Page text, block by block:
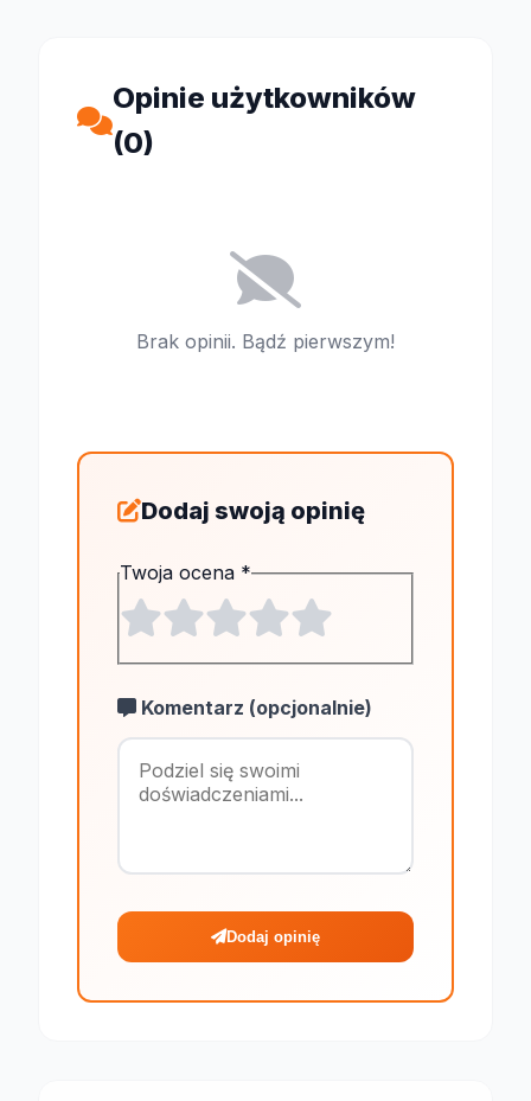
Opinie użytkowników
(0)
Brak opinii. Bądź pierwszym!
Dodaj swoją opinię
Twoja ocena *
Komentarz (opcjonalnie)
Maksymalnie
Dodaj opinię